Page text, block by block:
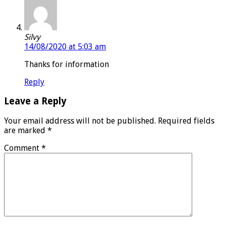
Silvy
14/08/2020 at 5:03 am
Thanks for information
Reply
Leave a Reply
Your email address will not be published. Required fields
are marked *
Comment *